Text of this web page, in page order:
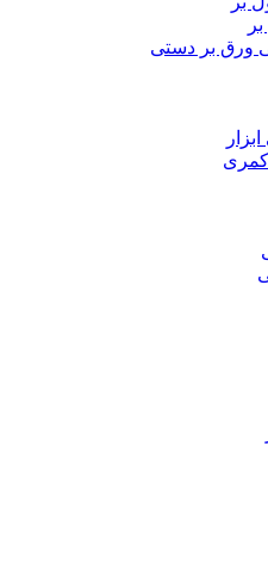
ورق بر دستی
کمری